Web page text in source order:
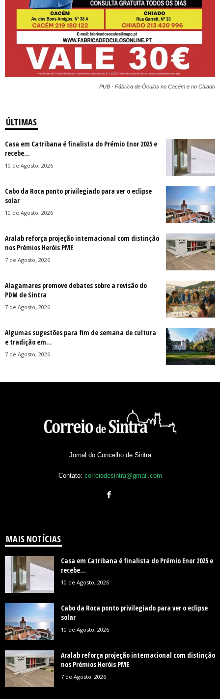
PUB - Fábrica de Óculos no Cacém e no Chiado
ÚLTIMAS
Casa em Catribana é finalista do Prémio Enor 2025 e
recebe...
10 de Agosto, 2026
Cabo da Roca ponto privilegiado para ver o eclipse
solar
10 de Agosto, 2026
Aralab reforça projeção internacional com distinção
nos Prémios Heróis PME
7 de Agosto, 2026
Alagamares promove debates sobre a revisão do
PDM de Sintra
7 de Agosto, 2026
Algumas sugestões para fim de semana de cultura
e tradição em...
7 de Agosto, 2026
Jornal do Concelho de Sintra
Contato: correiodesintra@gmail.com
MAIS NOTÍCIAS
Casa em Catribana é finalista do Prémio Enor 2025 e
recebe...
10 de Agosto, 2026
Cabo da Roca ponto privilegiado para ver o eclipse
solar
10 de Agosto, 2026
Aralab reforça projeção internacional com distinção
nos Prémios Heróis PME
7 de Agosto, 2026